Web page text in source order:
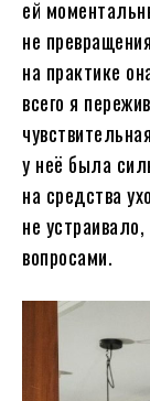
ей
не
на практике
всего я
у неё была
на средства
не
вопросами.